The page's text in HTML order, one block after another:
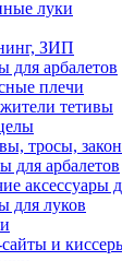
луки
ЗИП
для арбалетов
плечи
тетивы
тросы,
для арбалетов
аксессуары
для луков
и